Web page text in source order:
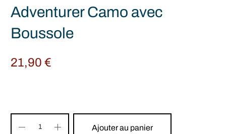
Adventurer Camo avec
Boussole
21,90€
Ajouter au panier